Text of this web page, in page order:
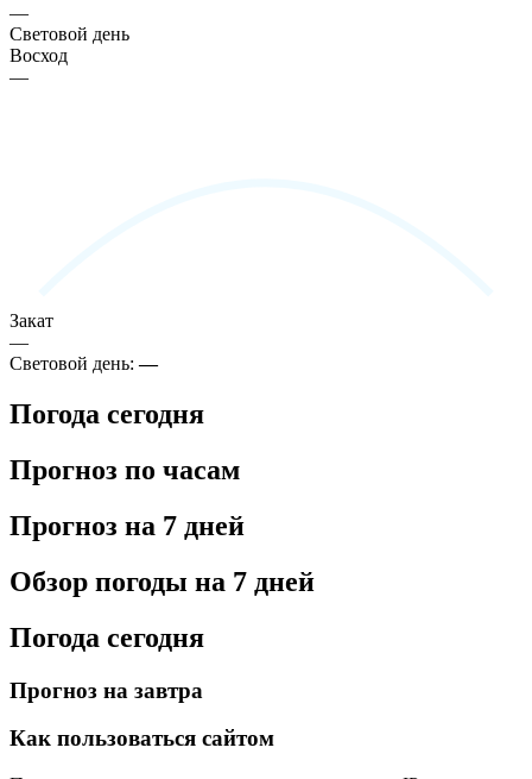
—
Световой день
Восход
—
Закат
—
Световой день:—
Погода сегодня
Прогноз по часам
Прогноз на 7 дней
Обзор погоды на 7 дней
Погода сегодня
Прогноз на завтра
Как пользоваться сайтом